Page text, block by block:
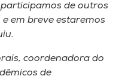
de outros
em breve estaremos
coordenadora do
de